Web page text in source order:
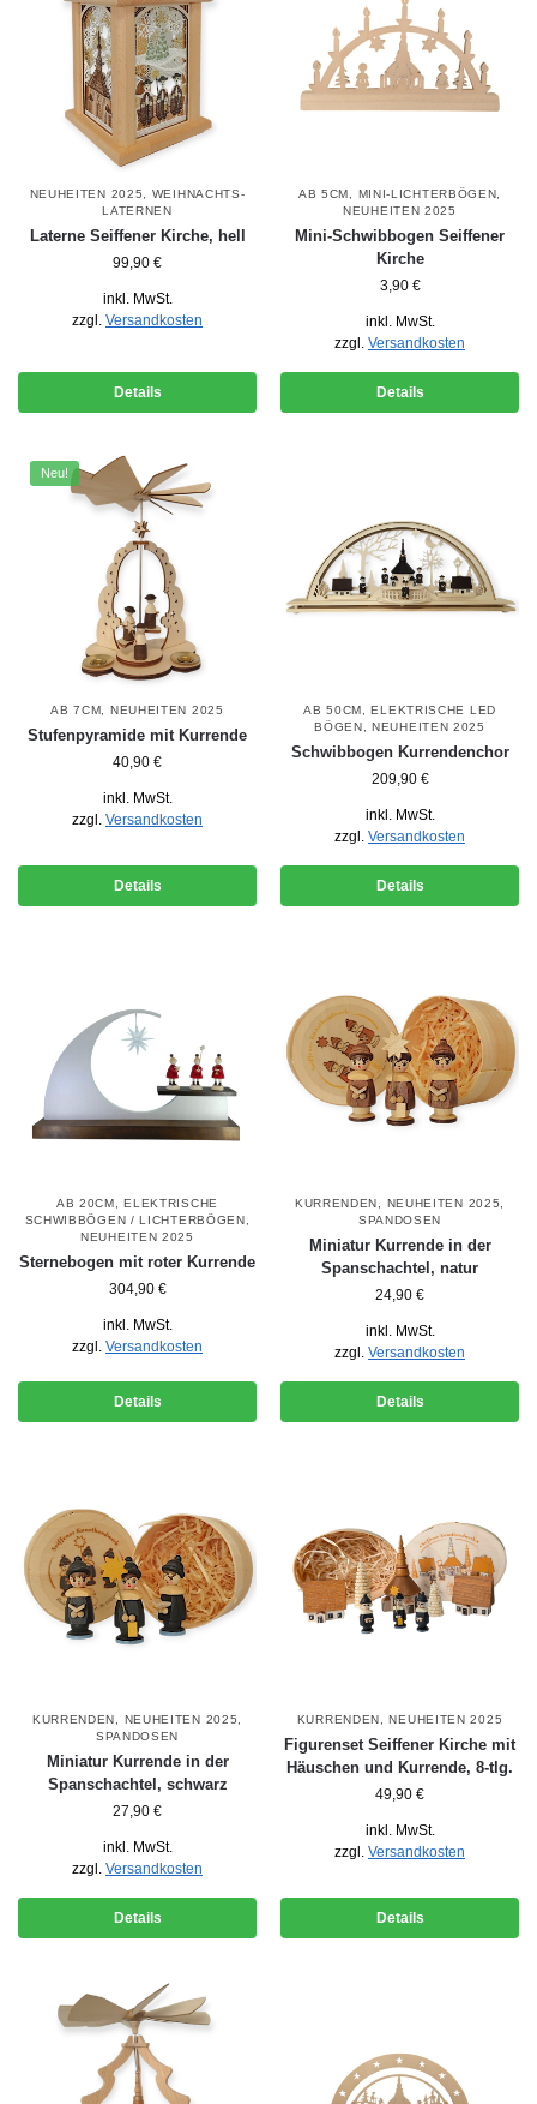
NEUHEITEN 2025
WEIHNACHTS-
LATERNEN
Laterne Seiffener Kirche, hell
99,90 €
inkl. MwSt.
zzgl. Versandkosten
Details
AB 5CM MINI-LICHTERBÖGEN
NEUHEITEN 2025
Mini-Schwibbogen Seiffener
Kirche
3,90 €
inkl. MwSt.
zzgl. Versandkosten
Details
Neu!
AB 7CM NEUHEITEN 2025
Stufenpyramide mit Kurrende
40,90 €
inkl. MwSt.
zzgl. Versandkosten
Details
AB 50CM ,ELEKTRISCHE LED
BÖGEN ,NEUHEITEN 2025
Schwibbogen Kurrendenchor
209,90 €
inkl. MwSt.
zzgl. Versandkosten
Details
AB 20CM ,ELEKTRISCHE
SCHWIBBÖGEN / LICHTERBÖGEN
NEUHEITEN 2025
Sternebogen mit roter Kurrende
304,90 €
inkl. MwSt.
zzgl. Versandkosten
Details
KURRENDEN NEUHEITEN 2025
SPANDOSEN
Miniatur Kurrende in der
Spanschachtel, natur
24,90 €
inkl. MwSt.
zzgl. Versandkosten
Details
KURRENDEN NEUHEITEN 2025
SPANDOSEN
Miniatur Kurrende in der
Spanschachtel, schwarz
27,90 €
inkl. MwSt.
zzgl. Versandkosten
Details
KURRENDEN ,NEUHEITEN 2025
Figurenset Seiffener Kirche mit
Häuschen und Kurrende, 8-tlg.
49,90 €
inkl. MwSt.
zzgl. Versandkosten
Details